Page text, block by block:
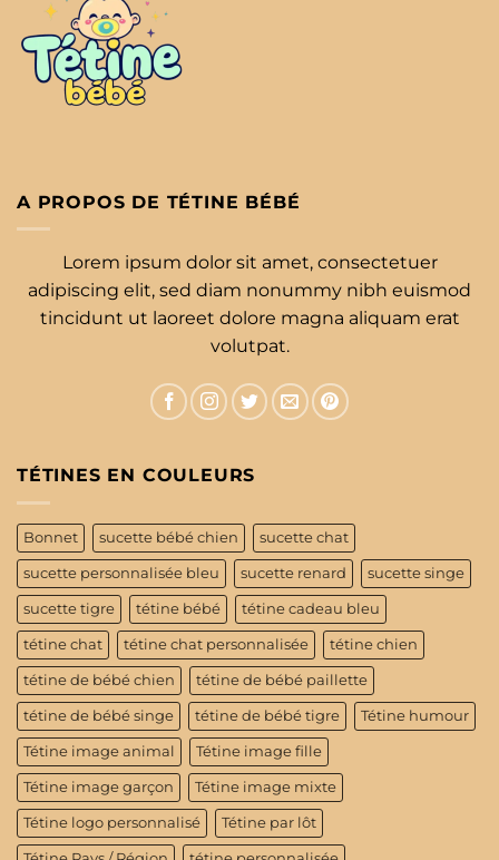
A PROPOS DE TÉTINE BÉBÉ
Lorem ipsum dolor sit amet, consectetuer
adipiscing elit, sed diam nonummy nibh euismod
tincidunt ut laoreet dolore magna aliquam erat
volutpat.
TÉTINES EN COULEURS
Bonnet sucette bébé chien sucette chat
sucette personnalisée bleu sucette renard sucette singe
sucette tigre tétine bébé tétine cadeau bleu
tétine chat tétine chat personnalisée tétine chien
tétine de bébé chien tétine de bébé paillette
tétine de bébé singe tétine de bébé tigre Tétine humour
Tétine image animal Tétine image fille
Tétine image garçon Tétine image mixte
Tétine logo personnalisé Tétine par lôt